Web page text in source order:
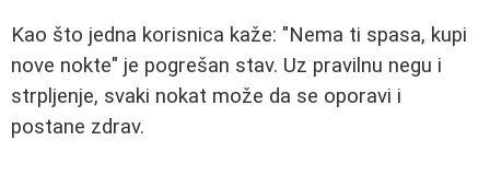
Kao što jedna korisnica kaže: "Nema ti spasa, kupi
nove nokte" je pogrešan stav. Uz pravilnu negu i
strpljenje, svaki nokat može da se oporavi i
postane zdrav.